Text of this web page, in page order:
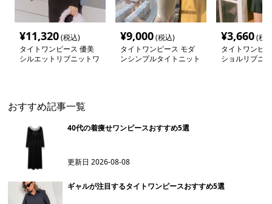
¥11,320(税込)
タイトワンピース 優美
シルエットリブニットワ
¥9,000(税込)
タイトワンピース モダ
ンシンプルタイトニット
¥3,660(税
タイトワンピ
ショルリブニ
おすすめ記事一覧
40代の着痩せワンピースおすすめ5選
更新日2026-08-08
ギャルが注目するタイトワンピースおすすめ5選